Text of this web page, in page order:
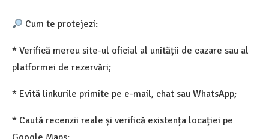
Cum te protejezi:
* Verifică mereu site-ul oficial al unității de cazare sau al
platformei de rezervări;
* Evită linkurile primite pe e-mail, chat sau WhatsApp;
* Caută recenzii reale și verifică existența locației pe